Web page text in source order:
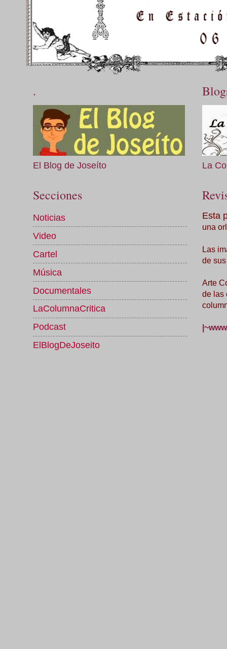
.
El Blog de Joseíto
Secciones
Noticias
Video
Cartel
Música
Documentales
LaColumnaCritica
Podcast
ElBlogDeJoseito
La
Esta
una
Las
de
Arte
de las